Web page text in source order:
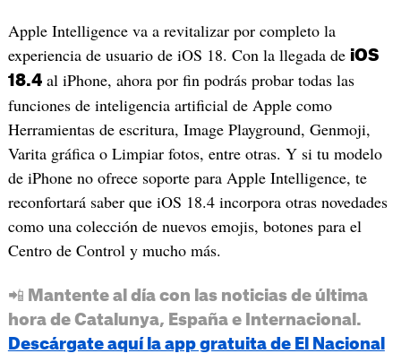
Apple Intelligence va a revitalizar por completo la
experiencia de usuario de iOS 18. Con la llegada de iOS
18.4al iPhone, ahora por fin podrás probar todas las
funciones de inteligencia artificial de Apple como
Herramientas de escritura, Image Playground, Genmoji,
Varita gráfica o Limpiar fotos, entre otras. Y si tu modelo
de iPhone no ofrece soporte para Apple Intelligence, te
reconfortará saber que iOS 18.4 incorpora otras novedades
como una colección de nuevos emojis, botones para el
Centro de Control y mucho más.
📲 Mantente al día con las noticias de última
hora de Catalunya, España e Internacional.
Descárgate aquí la app gratuita de El Nacional